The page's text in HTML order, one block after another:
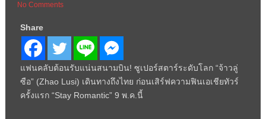
No Comments
Share
แฟนคลับต้อนรับแน่นสนามบิน! ซูเปอร์สตาร์ระดับโลก “จ้าวลู่
ซือ” (Zhao Lusi) เดินทางถึงไทย ก่อนเสิร์ฟความฟินเอเชียทัวร์
ครั้งแรก “Stay Romantic” 9 พ.ค.นี้